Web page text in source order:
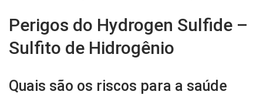
Perigos do Hydrogen Sulfide –
Sulfito de Hidrogênio
Quais são os riscos para a saúde